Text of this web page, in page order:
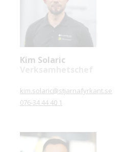
Kim Solaric
kim.solaric@stjarnafyrkant.se
076-34 44 40 1